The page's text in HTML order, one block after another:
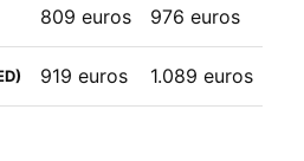
809 euros 976 euros
919 euros 1.089 euros